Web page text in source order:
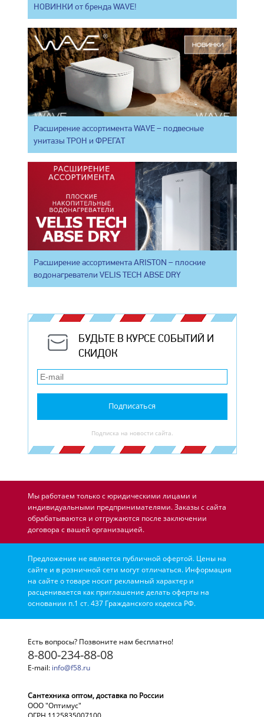
НОВИНКИ от бренда WAVE!
Расширение ассортимента WAVE – подвесные
унитазы ТРОН и ФРЕГАТ
Расширение ассортимента ARISTON – плоские
водонагреватели VELIS TECH ABSE DRY
БУДЬТЕ В КУРСЕ СОБЫТИЙ И
СКИДОК
Подписаться
Подписка на новости сайта.
Мы работаем только с юридическими лицами и
индивидуальными предпринимателями. Заказы с сайта
обрабатываются и отгружаются после заключении
договора с вашей организацией.
Предложение не является публичной офертой. Цены на
сайте и в розничной сети могут отличаться. Информация
на сайте о товаре носит рекламный характер и
расценивается как приглашение делать оферты на
основании п.1 ст. 437 Гражданского кодекса РФ.
Есть вопросы? Позвоните нам бесплатно!
8-800-234-88-08
E-mail: info@f58.ru
Сантехника оптом, доставка по России
ООО "Оптимус"